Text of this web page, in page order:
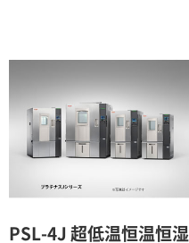
3ヶ月
4ヶ月
PSL-4J 超低温恒温恒湿